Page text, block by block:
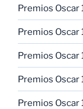
Premios Oscar
Premios Oscar
Premios Oscar
Premios Oscar
Premios Oscar